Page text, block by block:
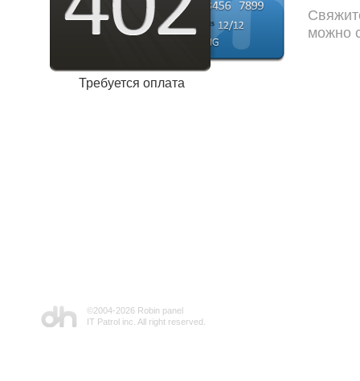
Требуется оплата
можно
©2004-2026 Robin panel
IT Patrol inc. All right reserved.